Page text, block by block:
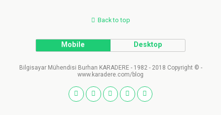
Back to top
Mobile Desktop
Bilgisayar Mühendisi Burhan KARADERE - 1982 - 2018 Copyright © -
www.karadere.com/blog